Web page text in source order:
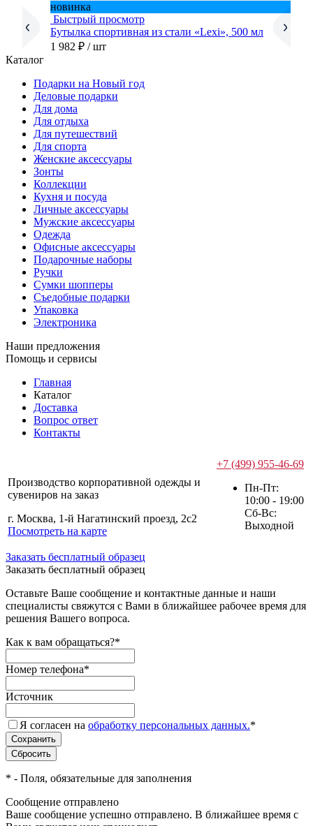
новинка
Быстрый просмотр
Бутылка спортивная из стали «Lexi», 500 мл
1 982 ₽ / шт
Каталог
Подарки на Новый год
Деловые подарки
Для дома
Для отдыха
Для путешествий
Для спорта
Женские аксессуары
Зонты
Коллекции
Кухня и посуда
Личные аксессуары
Мужские аксессуары
Одежда
Офисные аксессуары
Подарочные наборы
Ручки
Сумки шопперы
Съедобные подарки
Упаковка
Электроника
Наши предложения
Помощь и сервисы
Главная
Каталог
Доставка
Вопрос ответ
Контакты
Производство корпоративной одежды и
сувениров на заказ
г. Москва, 1-й Нагатинский проезд, 2с2
Посмотреть на карте
+7 (499) 955-46-69
Пн-Пт:
10:00 - 19:00
Сб-Вс:
Выходной
Заказать бесплатный образец
Заказать бесплатный образец
Оставьте Ваше сообщение и контактные данные и наши
специалисты свяжутся с Вами в ближайшее рабочее время для
решения Вашего вопроса.
Как к вам обращаться?*
Номер телефона*
Источник
Я согласен на обработку персональных данных.*
* - Поля, обязательные для заполнения
Сообщение отправлено
Ваше сообщение успешно отправлено. В ближайшее время с